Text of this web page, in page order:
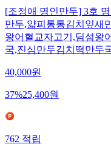
[조정애 명인만두] 3호
만두,얇피통통김치잎새
왕어혈교자고기,딤섬왕
국,진심만두김치떡만두
40,000원
37%25,400원
762적립